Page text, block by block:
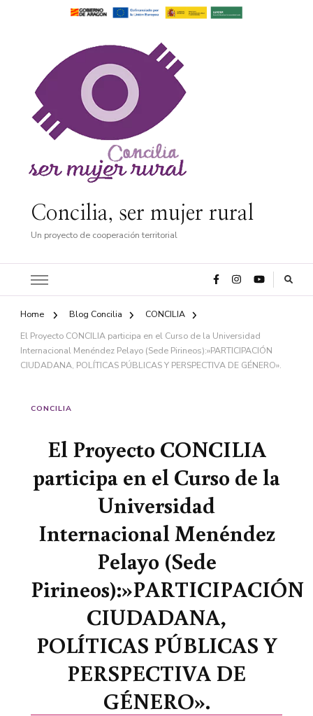
Concilia, ser mujer rural
Un proyecto de cooperación territorial
Home Blog Concilia
CONCILIA
El Proyecto CONCILIA participa en el Curso de la Universidad
Internacional Menéndez Pelayo (Sede Pirineos):»PARTICIPACIÓN
CIUDADANA, POLÍTICAS PÚBLICAS Y PERSPECTIVA DE GÉNERO».
CONCILIA
El Proyecto CONCILIA
participa en el Curso de la
Universidad
Internacional Menéndez
Pelayo (Sede
Pirineos):»PARTICIPACIÓN
CIUDADANA,
POLÍTICAS PÚBLICAS Y
PERSPECTIVA DE
GÉNERO».